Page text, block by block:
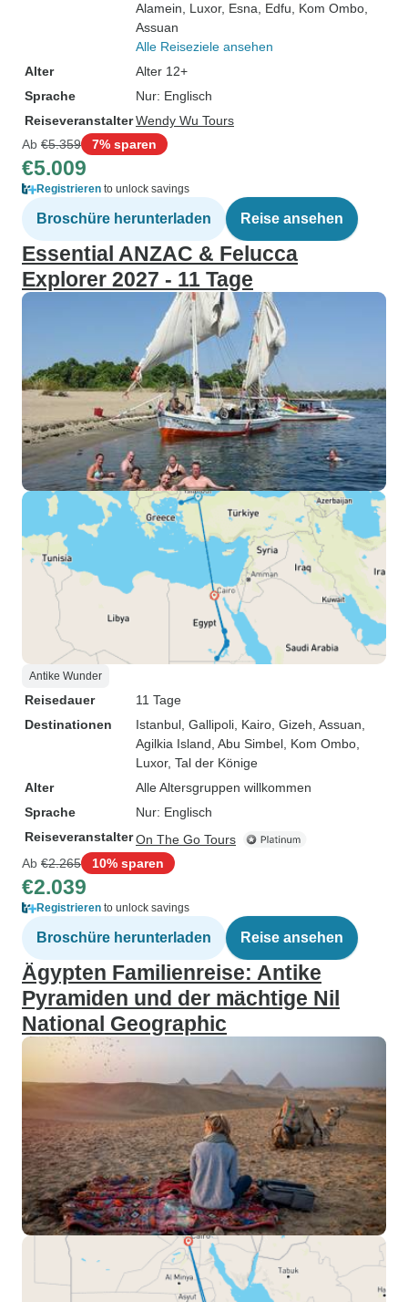
Alamein , Luxor, Esna , Edfu , Kom Ombo
Assuan
Alle Reiseziele ansehen
Alter
Alter 12+
Sprache
Nur: Englisch
ReiseveranstalterWendy Wu Tours
Ab €5.359 7% sparen
€5.009
Registrieren to unlock savings
Broschüre herunterladen Reise ansehen
Essential ANZAC & Felucca
Explorer 2027 - 11 Tage
Antike Wunder
Reisedauer
11 Tage
Destinationen
Istanbul , Gallipoli , Kairo , Gizeh , Assuan
Agilkia Island , Abu Simbel , Kom Ombo
Luxor, Tal der Könige
Alter
Alle Altersgruppen willkommen
Sprache
Nur: Englisch
ReiseveranstalterOn The Go Tours
Ab €2.265 10% sparen
€2.039
Registrieren to unlock savings
Broschüre herunterladen Reise ansehen
Ägypten Familienreise: Antike
Pyramiden und der mächtige Nil
National Geographic